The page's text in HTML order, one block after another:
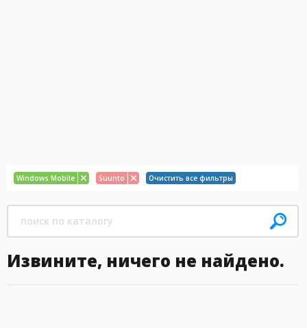
Windows Mobile Suunto Очистить все фильтры
Извините, ничего не найдено.